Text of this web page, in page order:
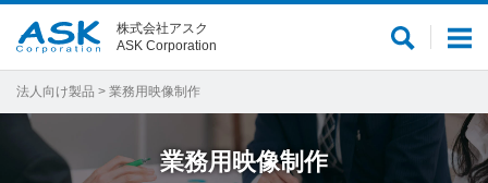
メ
ー
サ
内
株式会社アスク
ASK Corporation
法人向け製品 > 業務用映像制作
業務用映像制作